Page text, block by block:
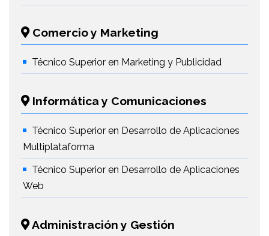
Comercio y Marketing
Técnico Superior en Marketing y Publicidad
Informática y Comunicaciones
Técnico Superior en Desarrollo de Aplicaciones
Multiplataforma
Técnico Superior en Desarrollo de Aplicaciones
Web
Administración y Gestión